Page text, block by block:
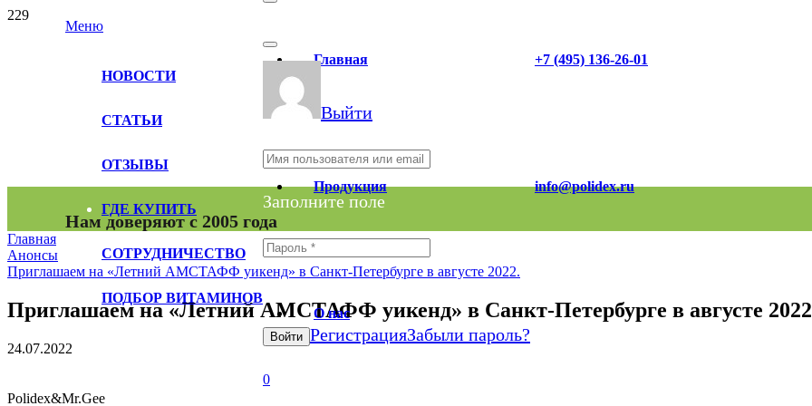
Меню
Нам доверяют с 2005 года
Главная
Продукция
О нас
+7 (495) 136-26-01
info@polidex.ru
НОВОСТИ
СТАТЬИ
ОТЗЫВЫ
ГДЕ КУПИТЬ
СОТРУДНИЧЕСТВО
ПОДБОР ВИТАМИНОВ
Выйти
Заполните поле
Войти РегистрацияЗабыли пароль?
0
Главная
Анонсы
Приглашаем на «Летний АМСТАФФ уикенд» в Санкт-Петербурге в августе 2022.
Приглашаем на «Летний АМСТАФФ уикенд» в Санкт-Петербурге в августе
24.07.2022
Polidex&Mr.Gee